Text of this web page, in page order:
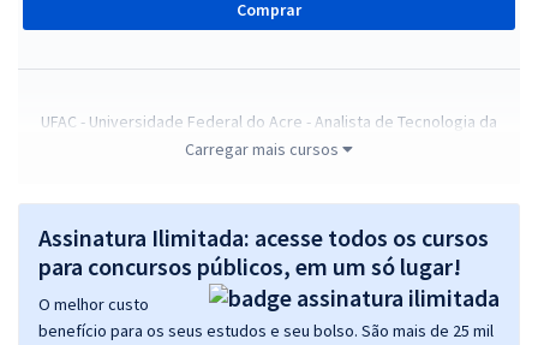
Comprar
UFAC - Universidade Federal do Acre - Analista de Tecnologia da
Informação (Módulo-Especial)
25,32
Economize R$ 75,96 (-20%)
Comprar
Carregar mais cursos
Assinatura Ilimitada: acesse todos os cursos
para concursos públicos, em um só lugar!
O melhor custo
benefício para os seus estudos e seu bolso. São mais de 25 mil